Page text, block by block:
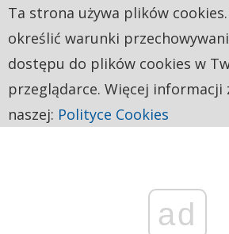
ad
Ta strona używa plików cookies.
określić warunki
dostępu do plików cookies w
przeglądarce. Więcej informacji
naszej: Polityce Cookies